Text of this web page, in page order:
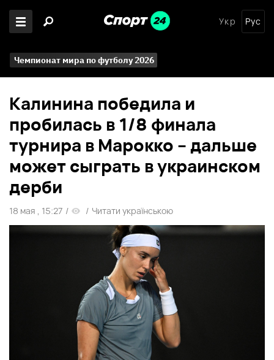
Укр Рус
Чемпионат мира по футболу 2026
Калинина победила и
пробилась в 1/8 финала
турнира в Марокко – дальше
может сыграть в украинском
дерби
18 мая , 15:27 / / Читати українською